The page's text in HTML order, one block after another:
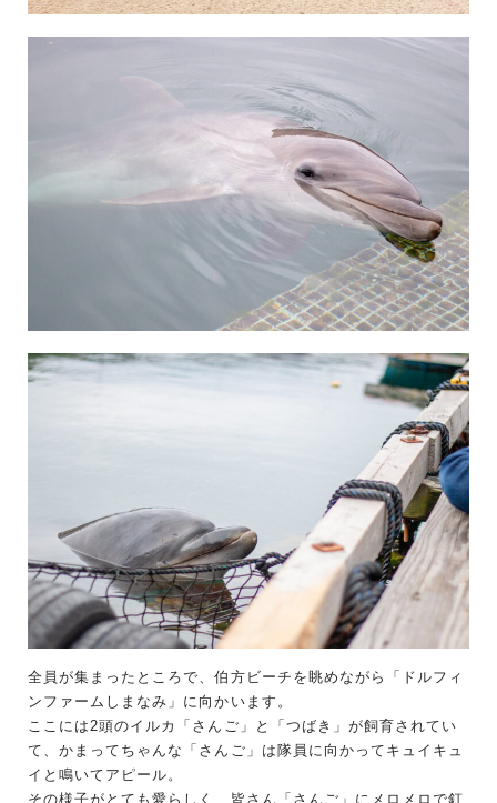
全員が集まったところで、伯方ビーチを眺めながら「ドルフィ
ンファームしまなみ」に向かいます。
ここには2頭のイルカ「さんご」と「つばき」が飼育されてい
て、かまってちゃんな「さんご」は隊員に向かってキュイキュ
イと鳴いてアピール。
その様子がとても愛らしく、皆さん「さんご」にメロメロで釘